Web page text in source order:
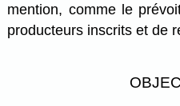
mention, comme le
producteurs inscrits et de